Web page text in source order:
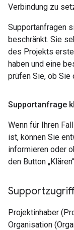
Verbindung zu
Supportanfragen
beschränkt. Sie
des Projekts
haben und eine
prüfen Sie, ob Sie
Supportanfrage
Wenn für Ihren
ist, können Sie
informieren oder
den Button
Projektinhaber
Organisation